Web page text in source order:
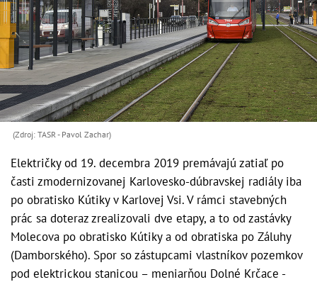
(Zdroj: TASR - Pavol Zachar)
Električky od 19. decembra 2019 premávajú zatiaľ po
časti zmodernizovanej Karlovesko-dúbravskej radiály iba
po obratisko Kútiky v Karlovej Vsi. V rámci stavebných
prác sa doteraz zrealizovali dve etapy, a to od zastávky
Molecova po obratisko Kútiky a od obratiska po Záluhy
(Damborského). Spor so zástupcami vlastníkov pozemkov
pod elektrickou stanicou – meniarňou Dolné Krčace -